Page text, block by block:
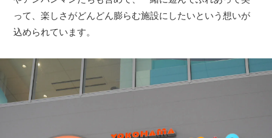
って、楽しさがどんどん膨らむ施設にしたいという想いが
込められています。